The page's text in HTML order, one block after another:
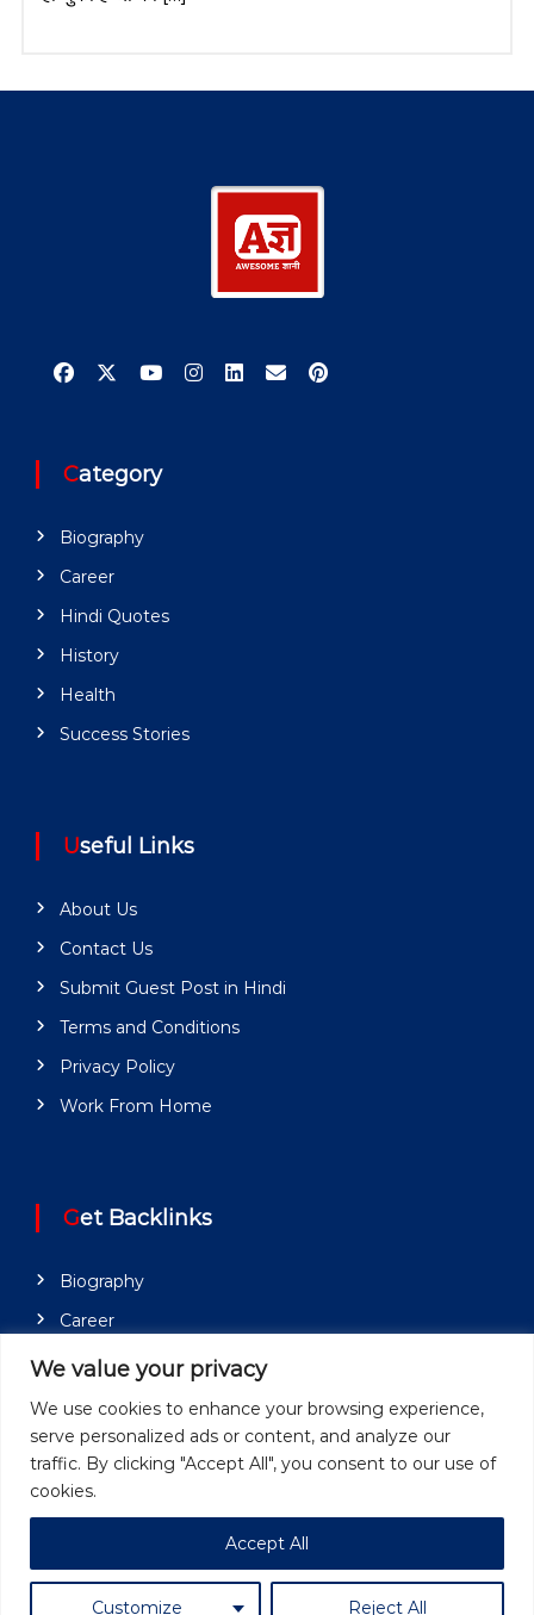
We value your privacy
We use cookies to enhance your browsing experience,
serve personalized ads or content, and analyze our
traffic. By clicking "Accept All", you consent to our use of
cookies.
Customize Reject All
Accept All
Category
Biography
Career
Hindi Quotes
History
Health
Success Stories
Useful Links
About Us
Contact Us
Submit Guest Post in Hindi
Terms and Conditions
Privacy Policy
Work From Home
Get Backlinks
Biography
Career
Hindi Quotes
Health
Success Stories